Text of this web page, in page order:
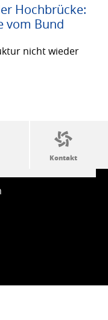
Hochbrücke:
vom Bund
nicht wieder